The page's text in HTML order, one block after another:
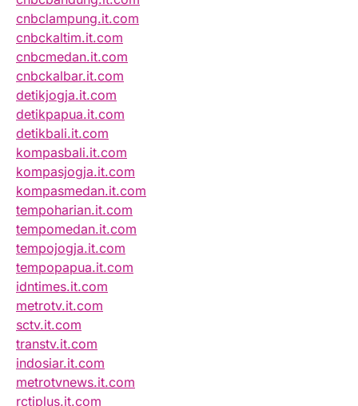
cnbclampung.it.com
cnbckaltim.it.com
cnbcmedan.it.com
cnbckalbar.it.com
detikjogja.it.com
detikpapua.it.com
detikbali.it.com
kompasbali.it.com
kompasjogja.it.com
kompasmedan.it.com
tempoharian.it.com
tempomedan.it.com
tempojogja.it.com
tempopapua.it.com
idntimes.it.com
metrotv.it.com
sctv.it.com
transtv.it.com
indosiar.it.com
metrotvnews.it.com
rctiplus.it.com